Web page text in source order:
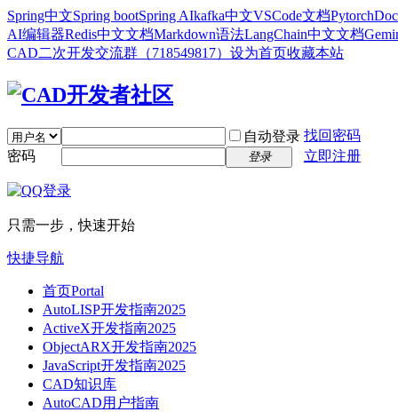
Spring中文Spring bootSpring AIkafka中文VSCode文档Pytorch
AI编辑器Redis中文文档Markdown语法LangChain中文文档
CAD二次开发交流群（718549817） 设为首页收藏本站
自动登录 找回密码
密码
登录 立即注册
只需一步，快速开始
快捷导航
首页Portal
AutoLISP开发指南2025
ActiveX开发指南2025
ObjectARX开发指南2025
JavaScript开发指南2025
CAD知识库
AutoCAD用户指南